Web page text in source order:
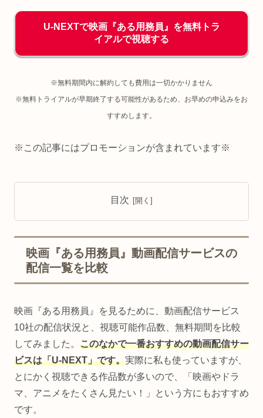
U-NEXTで映画『ある用務員』を無料トラ
イアルで視聴する
※無料期間内に解約しても費用は一切かかりません
※無料トライアルが早期終了する可能性があるため、お早めの申込みをお
すすめします。
※この記事にはプロモーションが含まれています※
目次
映画『ある用務員』動画配信サービスの
配信一覧を比較
映画『ある用務員』を見るために、動画配信サービス
10社の配信状況と、視聴可能作品数、無料期間を比較
してみました。 このなかで一番おすすめの動画配信サー
ビスは「U-NEXT」です。実際に私も使っていますが、
とにかく視聴できる作品数が多いので、「映画やドラ
マ、アニメをたくさん見たい！」という方にもおすすめ
です。